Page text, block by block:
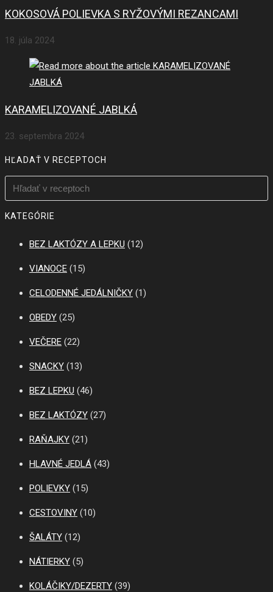
KOKOSOVÁ POLIEVKA S RYŽOVÝMI REZANCAMI
18. júla 2024
KARAMELIZOVANÉ JABLKÁ
23. septembra 2024
HĽADAŤ V RECEPTOCH
KATEGÓRIE
BEZ LAKTÓZY A LEPKU (12)
VIANOCE (15)
CELODENNÉ JEDÁLNIČKY (1)
OBEDY (25)
VEČERE (22)
SNACKY (13)
BEZ LEPKU (46)
BEZ LAKTÓZY (27)
RAŇAJKY (21)
HLAVNÉ JEDLÁ (43)
POLIEVKY (15)
CESTOVINY (10)
ŠALÁTY (12)
NÁTIERKY (5)
KOLÁČIKY/DEZERTY (39)